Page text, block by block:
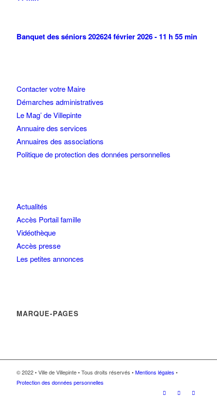
Banquet des séniors 202624 février 2026 - 11 h 55 min
Contacter votre Maire
Démarches administratives
Le Mag’ de Villepinte
Annuaire des services
Annuaires des associations
Politique de protection des données personnelles
Actualités
Accès Portail famille
Vidéothèque
Accès presse
Les petites annonces
MARQUE-PAGES
© 2022 • Ville de Villepinte • Tous droits réservés •Mentions légales •
Protection des données personnelles